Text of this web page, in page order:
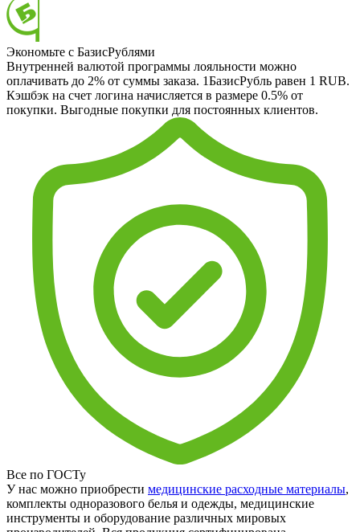
Экономьте с БазисРублями
Внутренней валютой программы лояльности можно
оплачивать до 2% от суммы заказа. 1БазисРубль равен 1 RUB.
Кэшбэк на счет логина начисляется в размере 0.5% от
покупки. Выгодные покупки для постоянных клиентов.
Все по ГОСТу
У нас можно приобрести медицинские расходные материалы,
комплекты одноразового белья и одежды, медицинские
инструменты и оборудование различных мировых